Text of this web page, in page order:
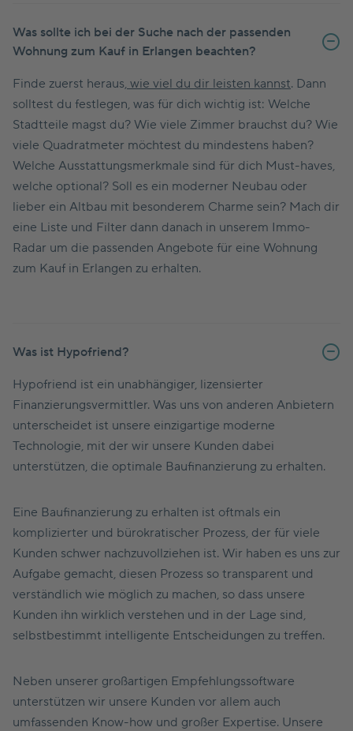
Was sollte ich bei der Suche nach der passenden
Wohnung zum Kauf in Erlangen beachten?
Finde zuerst heraus, wie viel du dir leisten kannst. Dann
solltest du festlegen, was für dich wichtig ist: Welche
Stadtteile magst du? Wie viele Zimmer brauchst du? Wie
viele Quadratmeter möchtest du mindestens haben?
Welche Ausstattungsmerkmale sind für dich Must-haves,
welche optional? Soll es ein moderner Neubau oder
lieber ein Altbau mit besonderem Charme sein? Mach dir
eine Liste und Filter dann danach in unserem Immo-
Radar um die passenden Angebote für eine Wohnung
zum Kauf in Erlangen zu erhalten.
Was ist Hypofriend?
Hypofriend ist ein unabhängiger, lizensierter
Finanzierungsvermittler. Was uns von anderen Anbietern
unterscheidet ist unsere einzigartige moderne
Technologie, mit der wir unsere Kunden dabei
unterstützen, die optimale Baufinanzierung zu erhalten.
Eine Baufinanzierung zu erhalten ist oftmals ein
komplizierter und bürokratischer Prozess, der für viele
Kunden schwer nachzuvollziehen ist. Wir haben es uns zur
Aufgabe gemacht, diesen Prozess so transparent und
verständlich wie möglich zu machen, so dass unsere
Kunden ihn wirklich verstehen und in der Lage sind,
selbstbestimmt intelligente Entscheidungen zu treffen.
Neben unserer großartigen Empfehlungssoftware
unterstützen wir unsere Kunden vor allem auch
umfassenden Know-how und großer Expertise. Unsere